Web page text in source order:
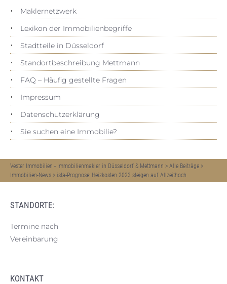
Maklernetzwerk
Lexikon der Immobilienbegriffe
Stadtteile in Düsseldorf
Standortbeschreibung Mettmann
FAQ – Häufig gestellte Fragen
Impressum
Datenschutz­erklärung
Sie suchen eine Immobilie?
Vester Immobilien - Immobilienmakler in Düsseldorf & Mettmann > Alle Beiträge >
Immobilien-News > ista-Prognose: Heizkosten 2023 steigen auf Allzeithoch
STANDORTE:
Termine nach
Vereinbarung
KONTAKT